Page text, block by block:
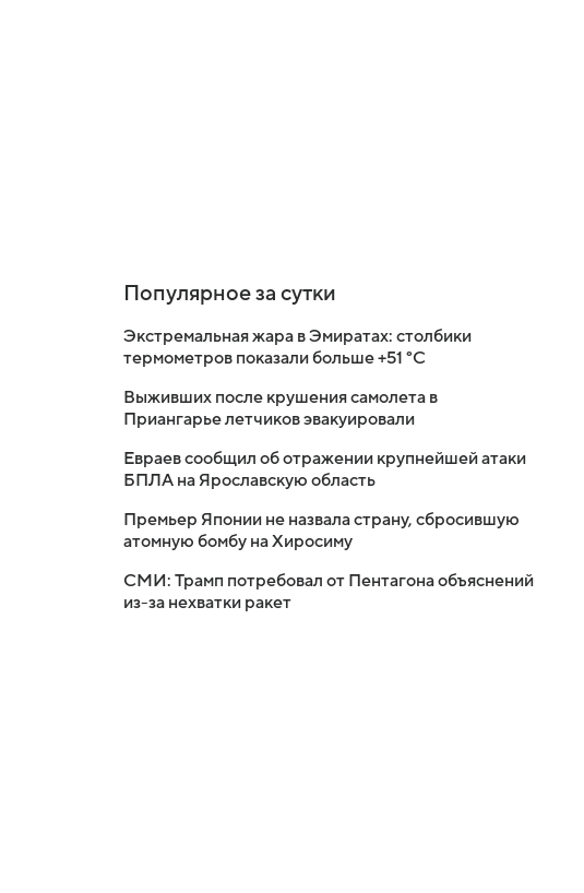
Популярное за сутки
Экстремальная жара в Эмиратах: столбики
термометров показали больше +51 °C
Выживших после крушения самолета в
Приангарье летчиков эвакуировали
Евраев сообщил об отражении крупнейшей атаки
БПЛА на Ярославскую область
Премьер Японии не назвала страну, сбросившую
атомную бомбу на Хиросиму
СМИ: Трамп потребовал от Пентагона объяснений
из-за нехватки ракет